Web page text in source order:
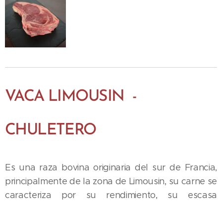
VACA LIMOUSIN -
CHULETERO
Es una raza bovina originaria del sur de Francia,
principalmente de la zona de Limousin, su carne se
caracteriza por su rendimiento, su escasa